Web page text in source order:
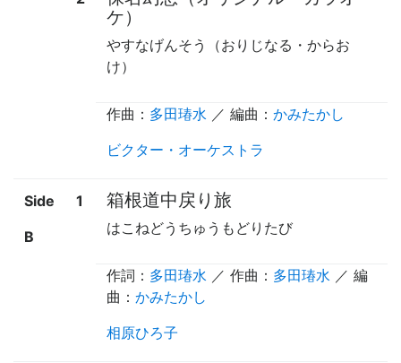
ケ）
やすなげんそう（おりじなる・からお
け）
作曲： 多田瑃水 ／ 編曲： かみたかし
ビクター・オーケストラ
Side
B
1 箱根道中戻り旅
はこねどうちゅうもどりたび
作詞： 多田瑃水 ／ 作曲： 多田瑃水 ／ 編
曲： かみたかし
相原ひろ子